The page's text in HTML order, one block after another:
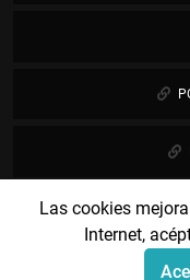
Las cookies
Internet,